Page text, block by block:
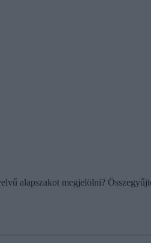
alapszakot megjelölni?